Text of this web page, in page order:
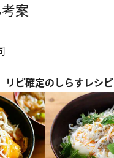
案
リピ確定のしらすレシピ